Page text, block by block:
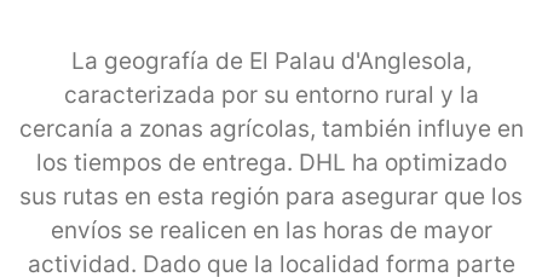
La geografía de El Palau d'Anglesola,
caracterizada por su entorno rural y la
cercanía a zonas agrícolas, también influye en
los tiempos de entrega. DHL ha optimizado
sus rutas en esta región para asegurar que los
envíos se realicen en las horas de mayor
actividad. Dado que la localidad forma parte